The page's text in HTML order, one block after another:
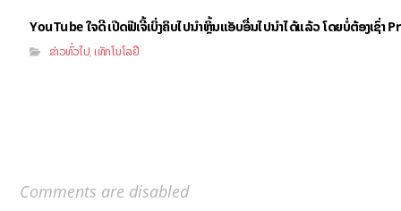
YouTube ໃຈດີ ເປີດຟີເຈີ້ເບິ່ງຄິບໄປນຳຫຼິ້ນແອັບອື່ນໄປນຳໄດ້ແລ້ວ ໂດຍບໍ່ຕ້ອງເຊົ່າ
ຂ່າວທົ່ວໄປ,ເທັກໂນໂລຢີ
Comments are disabled